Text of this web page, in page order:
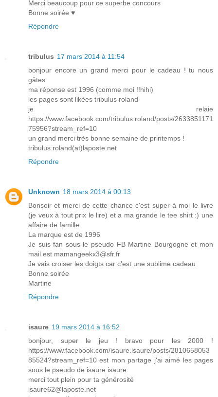
Merci beaucoup pour ce superbe concours
Bonne soirée ♥
Répondre
tribulus 17 mars 2014 à 11:54
bonjour encore un grand merci pour le cadeau ! tu nous
gâtes
ma réponse est 1996 (comme moi !!hihi)
les pages sont likées tribulus roland
je relaie
https://www.facebook.com/tribulus.roland/posts/2633851171
75956?stream_ref=10
un grand merci très bonne semaine de printemps !
tribulus.roland(at)laposte.net
Répondre
Unknown 18 mars 2014 à 00:13
Bonsoir et merci de cette chance c'est super à moi le livre
(je veux à tout prix le lire) et a ma grande le tee shirt :) une
affaire de famille
La marque est de 1996
Je suis fan sous le pseudo FB Martine Bourgogne et mon
mail est mamangeekx3@sfr.fr
Je vais croiser les doigts car c'est une sublime cadeau
Bonne soirée
Martine
Répondre
isaure 19 mars 2014 à 16:52
bonjour, super le jeu ! bravo pour les 2000 !
https://www.facebook.com/isaure.isaure/posts/2810658053
85524?stream_ref=10 est mon partage j'ai aimé les pages
sous le pseudo de isaure isaure
merci tout plein pour ta générosité
isaure62@laposte.net